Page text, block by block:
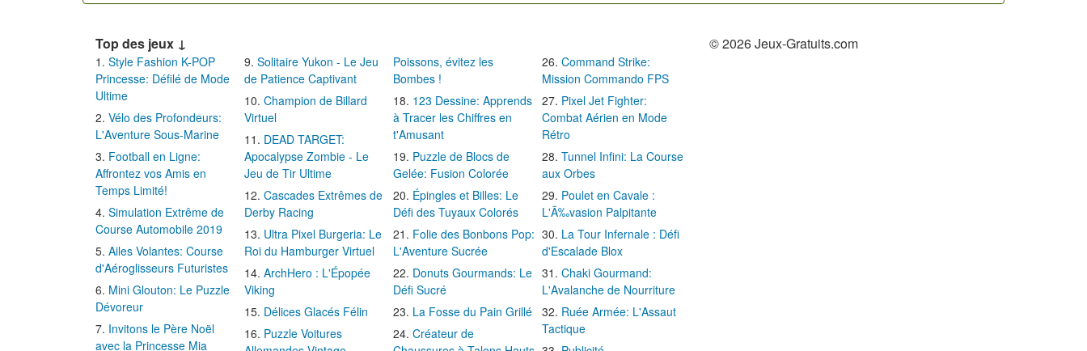
Top des jeux ↓
Style Fashion K-POP
Princesse: Défilé de Mode
Ultime
Vélo des Profondeurs:
L'Aventure Sous-Marine
Football en Ligne:
Affrontez vos Amis en
Temps Limité!
Simulation Extrême de
Course Automobile 2019
Ailes Volantes: Course
d'Aéroglisseurs Futuristes
Mini Glouton: Le Puzzle
Dévoreur
Invitons le Père Noël
avec la Princesse Mia
Solitaire Yukon - Le Jeu
de Patience Captivant
Champion de Billard
Virtuel
DEAD TARGET:
Apocalypse Zombie - Le
Jeu de Tir Ultime
Cascades Extrêmes de
Derby Racing
Ultra Pixel Burgeria: Le
Roi du Hamburger Virtuel
ArchHero : L'Épopée
Viking
Délices Glacés Félin
Puzzle Voitures
Poissons, évitez les
Bombes !
123 Dessine: Apprends
à Tracer les Chiffres en
t'Amusant
Puzzle de Blocs de
Gelée: Fusion Colorée
Épingles et Billes: Le
Défi des Tuyaux Colorés
Folie des Bonbons Pop:
L'Aventure Sucrée
Donuts Gourmands: Le
Défi Sucré
La Fosse du Pain Grillé
Créateur de
Command Strike:
Mission Commando FPS
Pixel Jet Fighter:
Combat Aérien en Mode
Rétro
Tunnel Infini: La Course
aux Orbes
Poulet en Cavale :
L'Ã‰vasion Palpitante
La Tour Infernale : Défi
d'Escalade Blox
Chaki Gourmand:
L'Avalanche de Nourriture
Ruée Armée: L'Assaut
Tactique
© 2026 Jeux-Gratuits.com